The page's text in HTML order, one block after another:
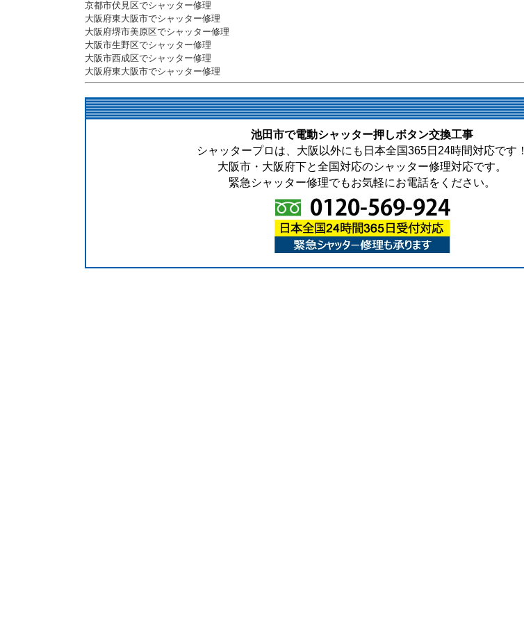
京都市伏見区でシャッター修理
大阪府東大阪市でシャッター修理
大阪府堺市美原区でシャッター修理
大阪市生野区でシャッター修理
大阪市西成区でシャッター修理
大阪府東大阪市でシャッター修理
池田市で電動シャッター押しボタン交換工事
シャッタープロは、大阪以外にも日本全国365日24時間対応です！
大阪市・大阪府下と全国対応のシャッター修理対応です。
緊急シャッター修理でもお気軽にお電話をください。